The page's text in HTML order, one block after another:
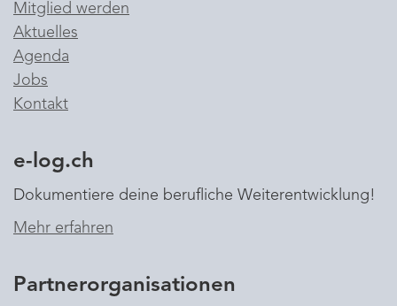
Mitglied werden
Aktuelles
Agenda
Jobs
Kontakt
e-log.ch
Dokumentiere deine berufliche Weiterentwicklung!
Mehr erfahren
Partnerorganisationen